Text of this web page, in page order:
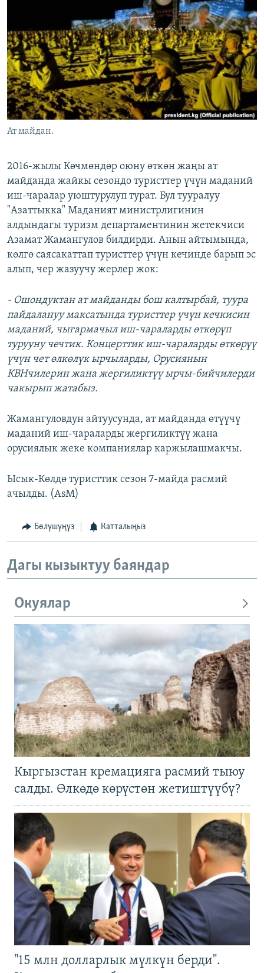
АЗАТТЫК+
ЫҢГАЙСЫЗ СУРООЛОР
ЭЕ/АРнун бардык сайттары
Ат майдан.
2016-жылы Көчмөндөр оюну өткөн жаңы ат
майданда жайкы сезондо туристтер үчүн маданий
иш-чаралар уюштурулуп турат. Бул тууралуу
"Азаттыкка" Маданият министрлигинин
алдындагы туризм департаментинин жетекчиси
Азамат Жамангулов билдирди. Анын айтымында,
көлгө саясакаттап туристтер үчүн кечинде барып эс
алып, чер жазуучу жерлер жок:​
- Ошондуктан ат майданды бош калтырбай, туура
пайдалануу максатында туристтер үчүн кечкисин
маданий, чыгармачыл иш-чараларды өткөрүп
турууну чечтик. Концерттик иш-чараларды өткөрүү
үчүн чет өлкөлүк ырчыларды, Орусиянын
КВНчилерин жана жергиликтүү ырчы-бийчилерди
чакырып жатабыз.
Жамангуловдун айтуусунда, ат майданда өтүүчү
маданий иш-чараларды жергиликтүү жана
орусиялык жеке компаниялар каржылашмакчы.
Ысык-Көлдө туристтик сезон 7-майда расмий
ачылды. (AsM)
Бөлүшүңүз Катталыңыз
Дагы кызыктуу баяндар
Окуялар
Кыргызстан кремацияга расмий тыюу
салды. Өлкөдө көрүстөн жетиштүүбү?
"15 млн долларлык мүлкүн берди".